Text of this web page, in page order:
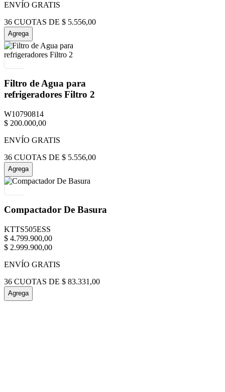
ENVÍO GRATIS
36 CUOTAS DE $ 5.556,00
Agrega
Filtro de Agua para
refrigeradores Filtro 2
W10790814
$ 200.000,00
ENVÍO GRATIS
36 CUOTAS DE $ 5.556,00
Agrega
Compactador De Basura
KTTS505ESS
$ 4.799.900,00
$ 2.999.900,00
ENVÍO GRATIS
36 CUOTAS DE $ 83.331 ,00
Agrega